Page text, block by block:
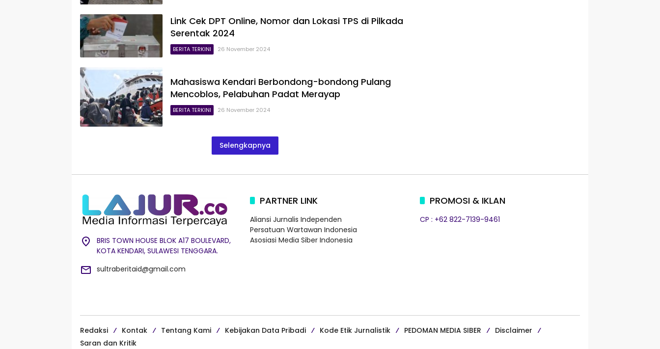
Link Cek DPT Online, Nomor dan Lokasi TPS di Pilkada
Serentak 2024
BERITA TERKINI 26 November 2024
Mahasiswa Kendari Berbondong-bondong Pulang
Mencoblos, Pelabuhan Padat Merayap
BERITA TERKINI 26 November 2024
Selengkapnya
BRIS TOWN HOUSE BLOK A17 BOULEVARD,
KOTA KENDARI, SULAWESI TENGGARA.
sultraberitaid@gmail.com
PARTNER LINK
Aliansi Jurnalis Independen
Persatuan Wartawan Indonesia
Asosiasi Media Siber Indonesia
PROMOSI & IKLAN
CP : +62 822-7139-9461
Redaksi Kontak Tentang Kami Kebijakan Data Pribadi Kode Etik Jurnalistik PEDOMAN MEDIA SIBER
Disclaimer
Saran dan Kritik